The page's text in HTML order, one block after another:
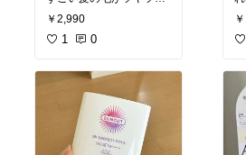
になる！
#オリジナル写真
￥2,990
1 0
✨
#